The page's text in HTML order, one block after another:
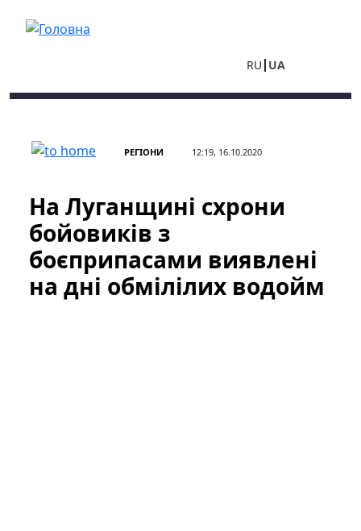
RU UA
РЕГІОНИ 12:19, 16.10.2020
На Луганщині схрони
бойовиків з
боєприпасами виявлені
на дні обмілілих водойм